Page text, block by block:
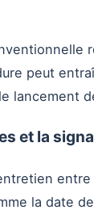
peut
lancement
et la
la date